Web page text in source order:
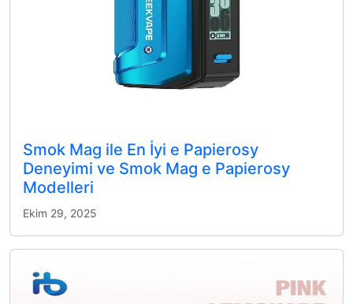
Smok Mag ile En İyi e Papierosy
Deneyimi ve Smok Mag e Papierosy
Modelleri
Ekim 29, 2025